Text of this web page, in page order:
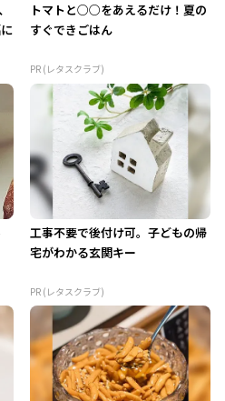
トマトと○○をあえるだけ！夏の
すぐできごはん
PR (レタスクラブ)
工事不要で後付け可。子どもの帰
宅がわかる玄関キー
PR (レタスクラブ)